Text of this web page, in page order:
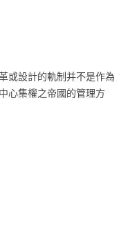
或設計的軌制并不是作為
心集權之帝國的管理方